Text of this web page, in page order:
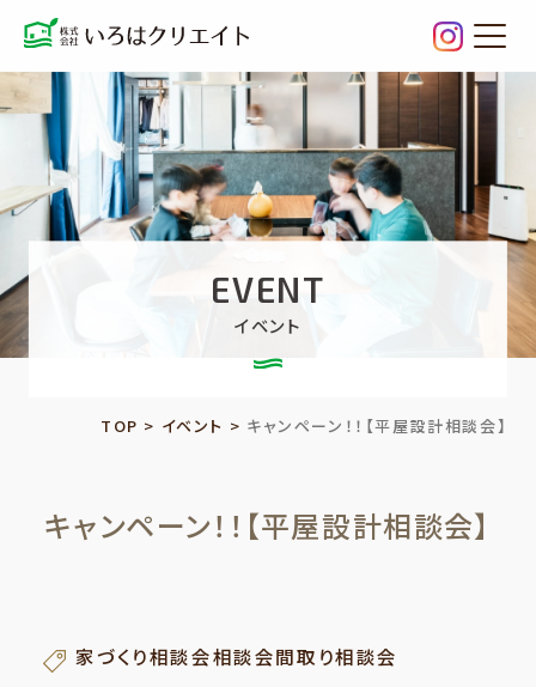
キャン
EVENT
イベント
TOP > イベント > キャンペーン！！【平屋設計相談会】
キャンペーン！！【平屋設計相談会】
家づくり相談会相談会間取り相談会